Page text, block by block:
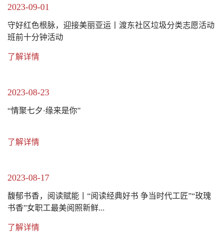
2023-09-01
守好红色根脉，迎接美丽亚运丨渡东社区垃圾分类志愿活动
班前十分钟活动
了解详情
2023-08-23
“情聚七夕·缘来是你”
了解详情
2023-08-17
馥郁书香，阅读赋能丨“阅读经典好书 争当时代工匠”“玫瑰
书香”女职工最美阅照新鲜...
了解详情